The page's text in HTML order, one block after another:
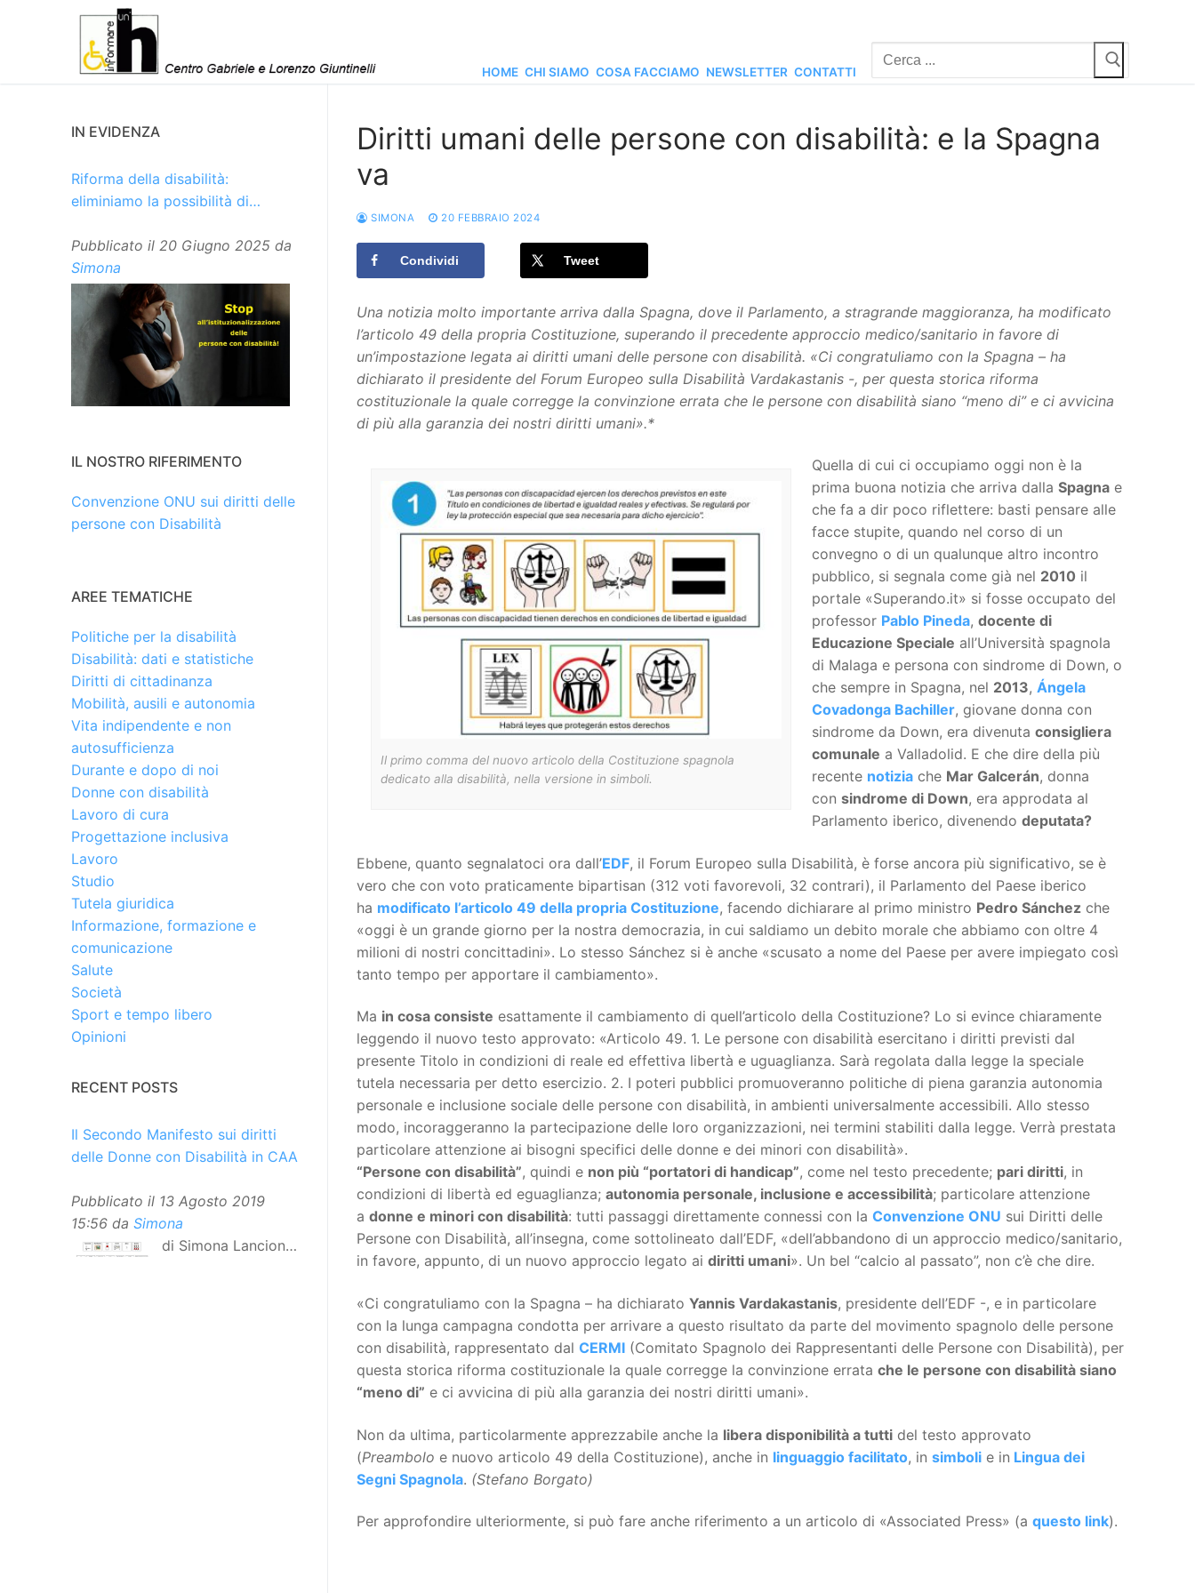
HOME CHI SIAMO COSA FACCIAMO NEWSLETTER CONTATTI
Cerca:
Diritti umani delle persone con disabilità: e la Spagna
va
SIMONA 20 FEBBRAIO 2024
Condividi Tweet
Una notizia molto importante arriva dalla Spagna, dove il Parlamento, a stragrande maggioranza, ha modificato
l’articolo 49 della propria Costituzione, superando il precedente approccio medico/sanitario in favore di
un’impostazione legata ai diritti umani delle persone con disabilità. «Ci congratuliamo con la Spagna – ha
dichiarato il presidente del Forum Europeo sulla Disabilità Vardakastanis -, per questa storica riforma
costituzionale la quale corregge la convinzione errata che le persone con disabilità siano “meno di” e ci avvicina
di più alla garanzia dei nostri diritti umani».*
Il primo comma del nuovo articolo della Costituzione spagnola
dedicato alla disabilità, nella versione in simboli.
Quella di cui ci occupiamo oggi non è la
prima buona notizia che arriva dalla Spagnae
che fa a dir poco riflettere: basti pensare alle
facce stupite, quando nel corso di un
convegno o di un qualunque altro incontro
pubblico, si segnala come già nel 2010 il
portale «Superando.it» si fosse occupato del
professor Pablo Pineda, docente di
Educazione Speciale all’Università spagnola
di Malaga e persona con sindrome di Down, o
che sempre in Spagna, nel 2013, Ángela
Covadonga Bachiller, giovane donna con
sindrome da Down, era divenuta consigliera
comunale a Valladolid. E che dire della più
recente notiziache Mar Galcerán, donna
con sindrome di Down, era approdata al
Parlamento iberico, divenendo deputata?
Ebbene, quanto segnalatoci ora dall’EDF, il Forum Europeo sulla Disabilità, è forse ancora più significativo, se è
vero che con voto praticamente bipartisan (312 voti favorevoli, 32 contrari), il Parlamento del Paese iberico
ha modificato l’articolo 49 della propria Costituzione, facendo dichiarare al primo ministro Pedro Sánchez che
«oggi è un grande giorno per la nostra democrazia, in cui saldiamo un debito morale che abbiamo con oltre 4
milioni di nostri concittadini». Lo stesso Sánchez si è anche «scusato a nome del Paese per avere impiegato così
tanto tempo per apportare il cambiamento».
Ma in cosa consiste esattamente il cambiamento di quell’articolo della Costituzione? Lo si evince chiaramente
leggendo il nuovo testo approvato: «Articolo 49. 1. Le persone con disabilità esercitano i diritti previsti dal
presente Titolo in condizioni di reale ed effettiva libertà e uguaglianza. Sarà regolata dalla legge la speciale
tutela necessaria per detto esercizio. 2. I poteri pubblici promuoveranno politiche di piena garanzia autonomia
personale e inclusione sociale delle persone con disabilità, in ambienti universalmente accessibili. Allo stesso
modo, incoraggeranno la partecipazione delle loro organizzazioni, nei termini stabiliti dalla legge. Verrà prestata
particolare attenzione ai bisogni specifici delle donne e dei minori con disabilità».
“Persone con disabilità”, quindi e non più “portatori di handicap”, come nel testo precedente; pari diritti, in
condizioni di libertà ed eguaglianza; autonomia personale, inclusione e accessibilità; particolare attenzione
a donne e minori con disabilità: tutti passaggi direttamente connessi con la Convenzione ONU sui Diritti delle
Persone con Disabilità, all’insegna, come sottolineato dall’EDF, «dell’abbandono di un approccio medico/sanitario,
in favore, appunto, di un nuovo approccio legato ai diritti umani». Un bel “calcio al passato”, non c’è che dire.
«Ci congratuliamo con la Spagna – ha dichiarato Yannis Vardakastanis, presidente dell’EDF -, e in particolare
con la lunga campagna condotta per arrivare a questo risultato da parte del movimento spagnolo delle persone
con disabilità, rappresentato dal CERMI (Comitato Spagnolo dei Rappresentanti delle Persone con Disabilità), per
questa storica riforma costituzionale la quale corregge la convinzione errata che le persone con disabilità siano
“meno di” e ci avvicina di più alla garanzia dei nostri diritti umani».
Non da ultima, particolarmente apprezzabile anche la libera disponibilità a tutti del testo approvato
(Preambolo e nuovo articolo 49 della Costituzione), anche in linguaggio facilitato, in simboli e in Lingua dei
Segni Spagnola. (Stefano Borgato)
Per approfondire ulteriormente, si può fare anche riferimento a un articolo di «Associated Press» (a questo link).
IN EVIDENZA
Riforma della disabilità:
eliminiamo la possibilità di
Pubblicato il 20 Giugno 2025 da
Simona
IL NOSTRO RIFERIMENTO
Convenzione ONU sui diritti delle
persone con Disabilità
AREE TEMATICHE
Politiche per la disabilità
Disabilità: dati e statistiche
Diritti di cittadinanza
Mobilità, ausili e autonomia
Vita indipendente e non
autosufficienza
Durante e dopo di noi
Donne con disabilità
Lavoro di cura
Progettazione inclusiva
Lavoro
Studio
Tutela giuridica
Informazione, formazione e
comunicazione
Salute
Società
Sport e tempo libero
Opinioni
RECENT POSTS
Il Secondo Manifesto sui diritti
delle Donne con Disabilità in CAA
Pubblicato il 13 Agosto 2019
15:56 da Simona
di Simona Lancioni,